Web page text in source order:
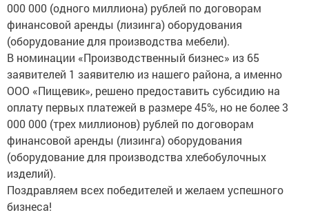
000 000 (одного миллиона) рублей по договорам
финансовой аренды (лизинга) оборудования
(оборудование для производства мебели).
В номинации «Производственный бизнес» из 65
заявителей 1 заявителю из нашего района, а именно
ООО «Пищевик», решено предоставить субсидию на
оплату первых платежей в размере 45%, но не более 3
000 000 (трех миллионов) рублей по договорам
финансовой аренды (лизинга) оборудования
(оборудование для производства хлебобулочных
изделий).
Поздравляем всех победителей и желаем успешного
бизнеса!